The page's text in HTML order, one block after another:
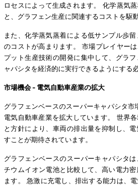
ロセスによって生成されます。 化学蒸気
と、グラフェン生産に関連するコストを駆
また、化学蒸気蒸着による低サンプル歩
のコストが高まります。 市場プレイヤー
プット生産技術の開発に集中して、グラ
ャパシタを経済的に実行できるようにする
市場機会 - 電気自動車産業の拡大
グラフェンベースのスーパーキャパシタ市
電気自動車産業を拡大しています。 世界
と方針により、車両の排出量を抑制し、
すことが期待されています。
グラフェンベースのスーパーキャパシタ
チウムイオン電池と比較して、高い電力
ます。 急激に充電し、排出する能力は、